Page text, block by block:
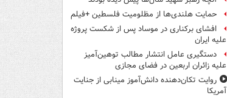
حمایت هلندی‌ها از مظلومیت فلسطین +فیلم
افشای برکناری در موساد پس از شکست پروژه
علیه ایران
دستگیری عامل انتشار مطالب توهین‌آمیز
علیه زائران اربعین در فضای مجازی
روایت تکان‌دهنده دانش‌آموز مینابی از جنایت
آمریکا